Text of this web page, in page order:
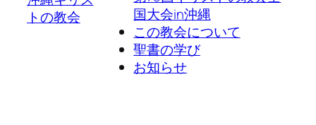
トの教会
国大会in沖縄
この教会について
聖書の学び
お知らせ